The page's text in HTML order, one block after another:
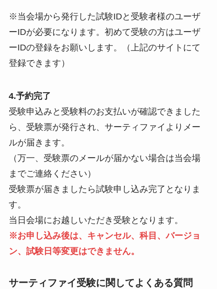
※当会場から発行した試験IDと受験者様のユーザ
ーIDが必要になります。初めて受験の方はユーザ
ーIDの登録をお願いします。（上記のサイトにて
登録できます）
4.予約完了
受験申込みと受験料のお支払いが確認できました
ら、受験票が発行され、サーティファイよりメー
ルが届きます。
（万一、受験票のメールが届かない場合は当会場
までご連絡ください）
受験票が届きましたら試験申し込み完了となりま
す。
当日会場にお越しいただき受験となります。
※お申し込み後は、キャンセル、科目、バージョ
ン、試験日等変更はできません。
サーティファイ受験に関してよくある質問